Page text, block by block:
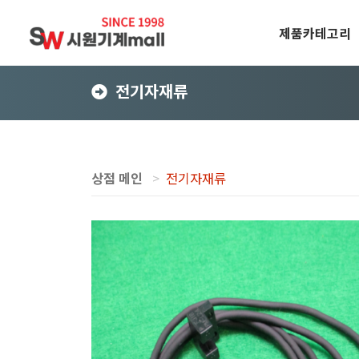
제품카테고리
전기자재류
상점 메인 전기자재류